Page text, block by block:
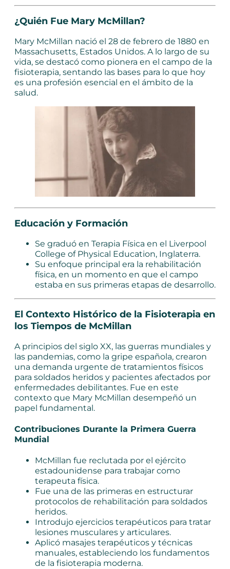
¿Quién Fue Mary McMillan?
Mary McMillan nació el 28 de febrero de 1880 en
Massachusetts, Estados Unidos. A lo largo de su
vida, se destacó como pionera en el campo de la
fisioterapia, sentando las bases para lo que hoy
es una profesión esencial en el ámbito de la
salud.
Educación y Formación
Se graduó en Terapia Física en el Liverpool
College of Physical Education, Inglaterra.
Su enfoque principal era la rehabilitación
física, en un momento en que el campo
estaba en sus primeras etapas de desarrollo.
El Contexto Histórico de la Fisioterapia en
los Tiempos de McMillan
A principios del siglo XX, las guerras mundiales y
las pandemias, como la gripe española, crearon
una demanda urgente de tratamientos físicos
para soldados heridos y pacientes afectados por
enfermedades debilitantes. Fue en este
contexto que Mary McMillan desempeñó un
papel fundamental.
Contribuciones Durante la Primera Guerra
Mundial
McMillan fue reclutada por el ejército
estadounidense para trabajar como
terapeuta física.
Fue una de las primeras en estructurar
protocolos de rehabilitación para soldados
heridos.
Introdujo ejercicios terapéuticos para tratar
lesiones musculares y articulares.
Aplicó masajes terapéuticos y técnicas
manuales, estableciendo los fundamentos
de la fisioterapia moderna.